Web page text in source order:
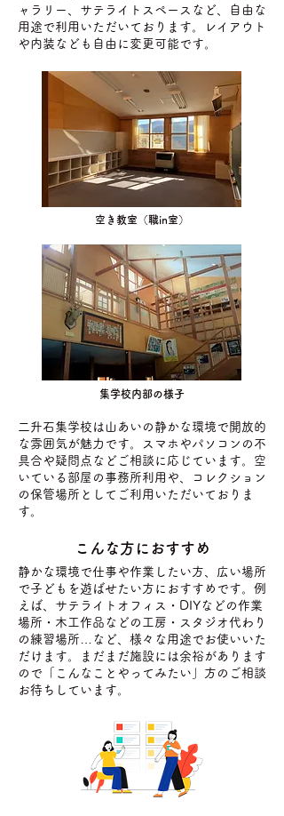
ャラリー、サテライトスペースなど、自由な
用途で利用いただいております。レイアウト
や内装なども自由に変更可能です。
空き教室（職in室）
集学校内部の様子
二升石集学校は山あいの静かな環境で開放的
な雰囲気が魅力です。スマホやパソコンの不
具合や疑問点などご相談に応じています。空
いている部屋の事務所利用や、コレクション
の保管場所としてご利用いただいておりま
す。
​こんな方におすすめ
静かな環境で仕事や作業したい方、広い場所
で子どもを遊ばせたい方におすすめです。例
えば、サテライトオフィス・DIYなどの作業
場所・木工作品などの工房・スタジオ代わり
の練習場所…など、様々な用途でお使いいた
だけます。まだまだ施設には余裕があります
ので「こんなことやってみたい」方のご相談
お待ちしています。